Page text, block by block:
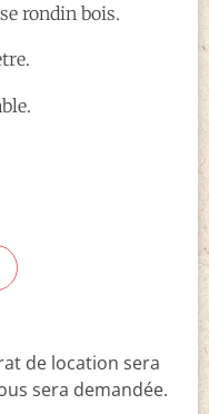
rondin bois.
de location sera
sera demandée.